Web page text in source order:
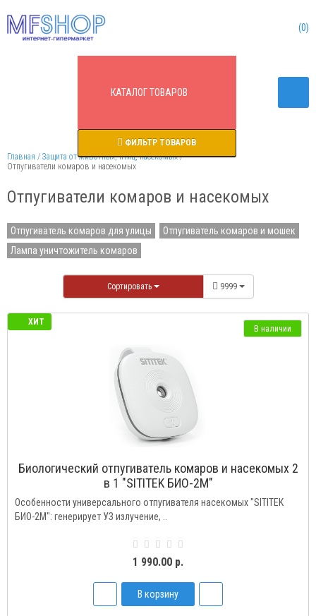
КАТАЛОГТОВАРОВ
ФИЛЬТР ТОВАРОВ
0
Главная
Защита от животных, птиц, насекомых
Отпугиватели комаров и насекомых
Отпугиватели комаров и насекомых
Отпугиватель комаров для улицы
Отпугиватель комаров и мошек
Лампа уничтожитель комаров
Сортировать 9999
ХИТ
В наличии
Биологический отпугиватель комаров и насекомых 2
в 1 "SITITEK БИО-2М"
Особенности универсального отпугивателя насекомых "SITITEK
БИО-2М": генерирует УЗ излучение, ..
1 990.00 р.
В корзину